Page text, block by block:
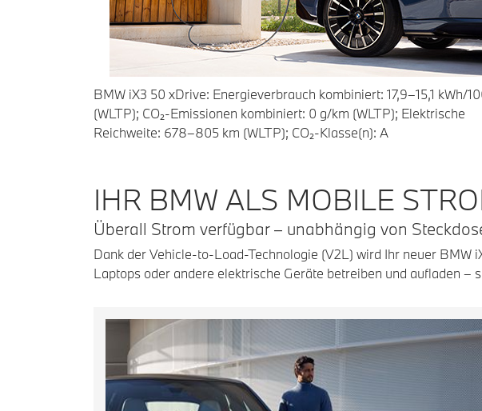
BMW iX3 50 xDrive: Energieverbrauch kombiniert: 17,9–15,1 kWh/
(WLTP); CO₂-Emissionen kombiniert: 0 g/km (WLTP); Elektrische
Reichweite: 678–805 km (WLTP); CO₂-Klasse(n): A
IHR BMW ALS MOBILE
Überall Strom verfügbar – unabhängig von
Dank der Vehicle-to-Load-Technologie (V2L) wird Ihr neuer
Laptops oder andere elektrische Geräte betreiben und aufladen –